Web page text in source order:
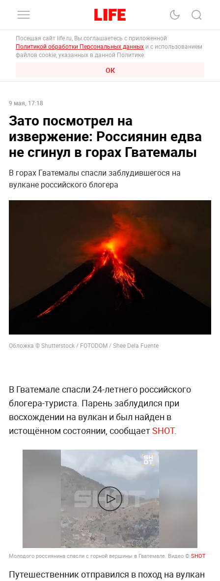
Посещая сайт life.ru, Вы соглашаетесь с приложенной
Политикой обработки Персональных данных и с использованием
файлов cookie, указанных в данной Политике.
ОК
9 мая, 17:18
Зато посмотрел на
извержение: Россиянин едва
не сгинул в горах Гватемалы
В горах Гватемалы спасли заблудившегося на
вулкане российского блогера
Обложка © Shutterstock / FOTODOM / Shee Dela Fuente
В Гватемале спасли 24-летнего российского
блогера-туриста. Парень заблудился при
восхождении на вулкан и был найден в
истощённом состоянии, сообщаетSHOT.
Молодого россиянина спасли с горной вершины в Гватемале. Видео © SHOT
Путешественник отправился в поход на вулкан